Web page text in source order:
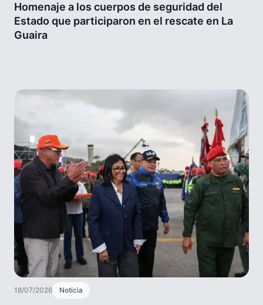
Homenaje a los cuerpos de seguridad del
Estado que participaron en el rescate en La
Guaira
18/07/2026 Noticia